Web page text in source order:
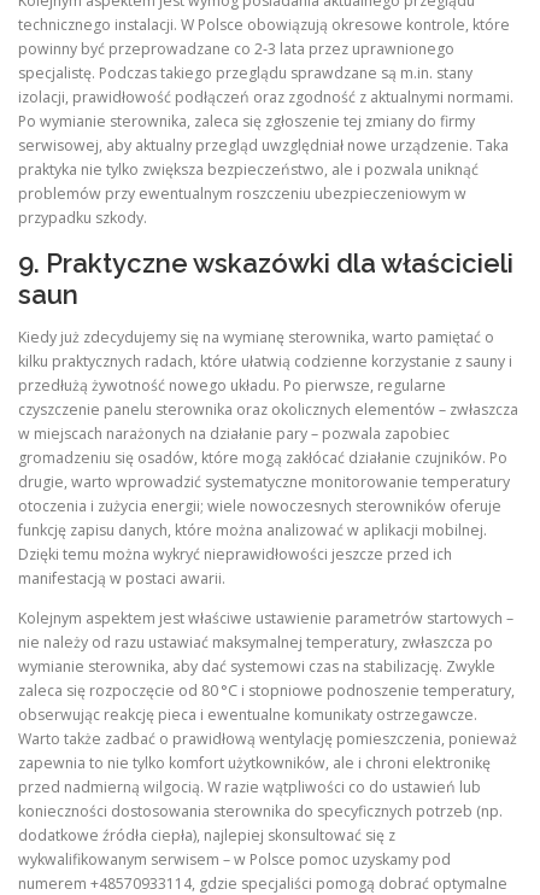
technicznego instalacji. W Polsce obowiązują okresowe kontrole, które
powinny być przeprowadzane co 2‑3 lata przez uprawnionego
specjalistę. Podczas takiego przeglądu sprawdzane są m.in. stany
izolacji, prawidłowość podłączeń oraz zgodność z aktualnymi normami.
Po wymianie sterownika, zaleca się zgłoszenie tej zmiany do firmy
serwisowej, aby aktualny przegląd uwzględniał nowe urządzenie. Taka
praktyka nie tylko zwiększa bezpieczeństwo, ale i pozwala uniknąć
problemów przy ewentualnym roszczeniu ubezpieczeniowym w
przypadku szkody.
9. Praktyczne wskazówki dla właścicieli
saun
Kiedy już zdecydujemy się na wymianę sterownika, warto pamiętać o
kilku praktycznych radach, które ułatwią codzienne korzystanie z sauny i
przedłużą żywotność nowego układu. Po pierwsze, regularne
czyszczenie panelu sterownika oraz okolicznych elementów – zwłaszcza
w miejscach narażonych na działanie pary – pozwala zapobiec
gromadzeniu się osadów, które mogą zakłócać działanie czujników. Po
drugie, warto wprowadzić systematyczne monitorowanie temperatury
otoczenia i zużycia energii; wiele nowoczesnych sterowników oferuje
funkcję zapisu danych, które można analizować w aplikacji mobilnej.
Dzięki temu można wykryć nieprawidłowości jeszcze przed ich
manifestacją w postaci awarii.
Kolejnym aspektem jest właściwe ustawienie parametrów startowych –
nie należy od razu ustawiać maksymalnej temperatury, zwłaszcza po
wymianie sterownika, aby dać systemowi czas na stabilizację. Zwykle
zaleca się rozpoczęcie od 80 °C i stopniowe podnoszenie temperatury,
obserwując reakcję pieca i ewentualne komunikaty ostrzegawcze.
Warto także zadbać o prawidłową wentylację pomieszczenia, ponieważ
zapewnia to nie tylko komfort użytkowników, ale i chroni elektronikę
przed nadmierną wilgocią. W razie wątpliwości co do ustawień lub
konieczności dostosowania sterownika do specyficznych potrzeb (np.
dodatkowe źródła ciepła), najlepiej skonsultować się z
wykwalifikowanym serwisem – w Polsce pomoc uzyskamy pod
numerem +48570933114, gdzie specjaliści pomogą dobrać optymalne